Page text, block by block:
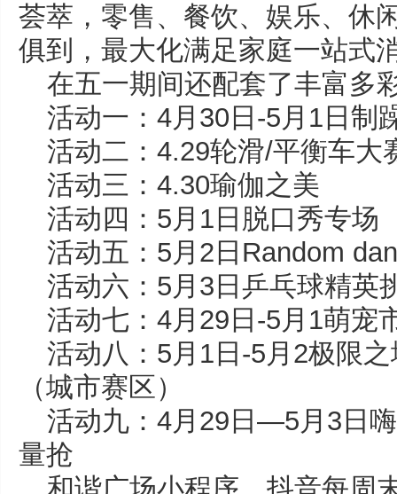
荟萃，零售、餐饮、娱乐、休
俱到，最大化满足家庭一站式
在五一期间还配套了丰富多
活动一：4月30日-5月1日制
活动二：4.29轮滑/平衡车大
活动三：4.30瑜伽之美
活动四：5月1日脱口秀专场
活动五：5月2日Random
活动六：5月3日乒乓球精英
活动七：4月29日-5月1萌宠
活动八：5月1日-5月2极限
（城市赛区）
活动九：4月29日—5月3日嗨
量抢